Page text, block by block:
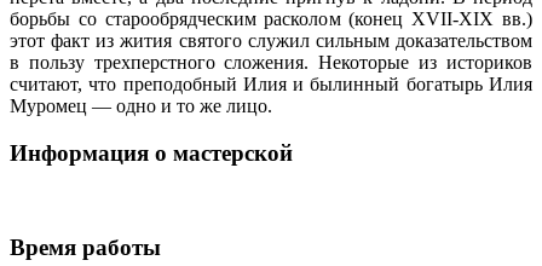
борьбы со старообрядческим расколом (конец ХVII-ХIХ вв.)
этот факт из жития святого служил сильным доказательством
в пользу трехперстного сложения. Некоторые из историков
считают, что преподобный Илия и былинный богатырь Илия
Муромец — одно и то же лицо.
Информация о мастерской
Время работы